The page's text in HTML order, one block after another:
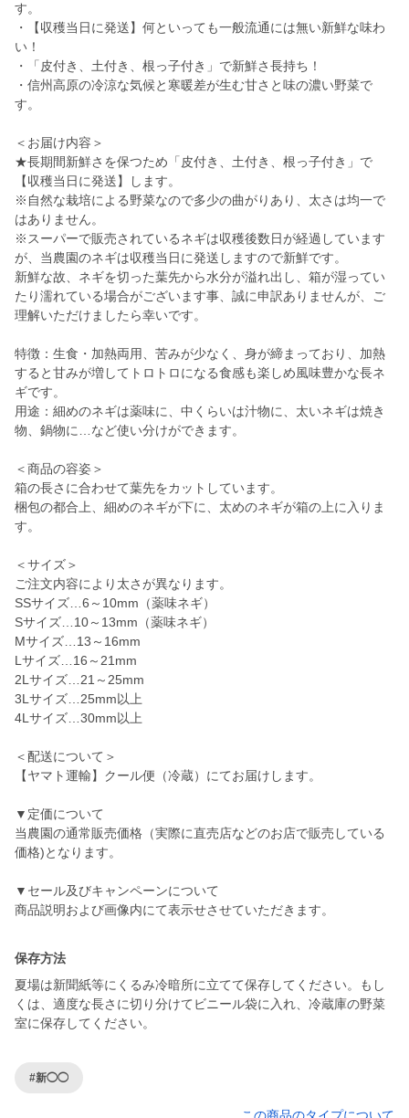
す。
・【収穫当日に発送】何といっても一般流通には無い新鮮な味わ
い！
・「皮付き、土付き、根っ子付き」で新鮮さ長持ち！
・信州高原の冷涼な気候と寒暖差が生む甘さと味の濃い野菜で
す。
＜お届け内容＞
★長期間新鮮さを保つため「皮付き、土付き、根っ子付き」で
【収穫当日に発送】します。
※自然な栽培による野菜なので多少の曲がりあり、太さは均一で
はありません。
※スーパーで販売されているネギは収穫後数日が経過しています
が、当農園のネギは収穫当日に発送しますので新鮮です。
新鮮な故、ネギを切った葉先から水分が溢れ出し、箱が湿ってい
たり濡れている場合がございます事、誠に申訳ありませんが、ご
理解いただけましたら幸いです。
特徴：生食・加熱両用、苦みが少なく、身が締まっており、加熱
すると甘みが増してトロトロになる食感も楽しめ風味豊かな長ネ
ギです。
用途：細めのネギは薬味に、中くらいは汁物に、太いネギは焼き
物、鍋物に…など使い分けができます。
＜商品の容姿＞
箱の長さに合わせて葉先をカットしています。
梱包の都合上、細めのネギが下に、太めのネギが箱の上に入りま
す。
＜サイズ＞
ご注文内容により太さが異なります。
SSサイズ…6～10mm（薬味ネギ）
Sサイズ…10～13mm（薬味ネギ）
Mサイズ…13～16mm
Lサイズ…16～21mm
2Lサイズ…21～25mm
3Lサイズ…25mm以上
4Lサイズ…30mm以上
＜配送について＞
【ヤマト運輸】クール便（冷蔵）にてお届けします。
▼定価について
当農園の通常販売価格（実際に直売店などのお店で販売している
価格)となります。
▼セール及びキャンペーンについて
商品説明および画像内にて表示せさせていただきます。
保存方法
夏場は新聞紙等にくるみ冷暗所に立てて保存してください。もし
くは、適度な長さに切り分けてビニール袋に入れ、冷蔵庫の野菜
室に保存してください。
#新◯◯